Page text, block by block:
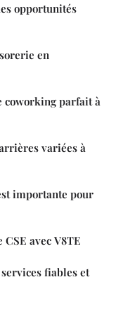
opportunités
en
coworking parfait à
variées à
importante pour
avec V8TE
fiables et